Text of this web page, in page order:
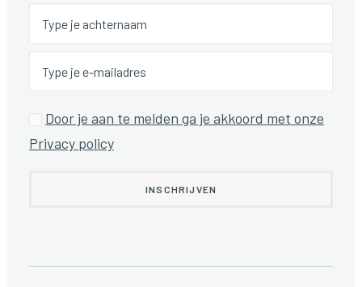
Door je aan te melden ga je akkoord met onze
Privacy policy